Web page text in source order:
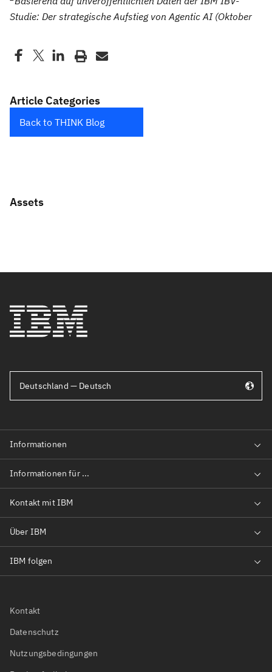
Studie: Der strategische Aufstieg von Agentic AI (Oktober
Article Categories
Back to THINK Blog
Assets
Deutschland — Deutsch
Kontakt
Datenschutz
Nutzungsbedingungen